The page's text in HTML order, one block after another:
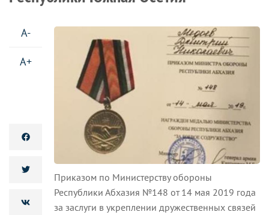
A-
A+
Приказом по Министерству обороны
Республики Абхазия №148 от 14 мая 2019 года
за заслуги в укреплении дружественных связей